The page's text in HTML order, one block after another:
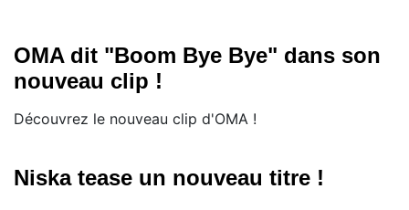
OMA dit "Boom Bye Bye" dans son
nouveau clip !
Découvrez le nouveau clip d'OMA !
Niska tease un nouveau titre !